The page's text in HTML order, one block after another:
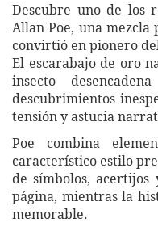
Descubre uno de los
Allan Poe, una
convirtió en pionero
El escarabajo de oro
insecto
descubrimientos
tensión y astucia
Poe combina
característico estilo
de símbolos,
página, mientras la
memorable.